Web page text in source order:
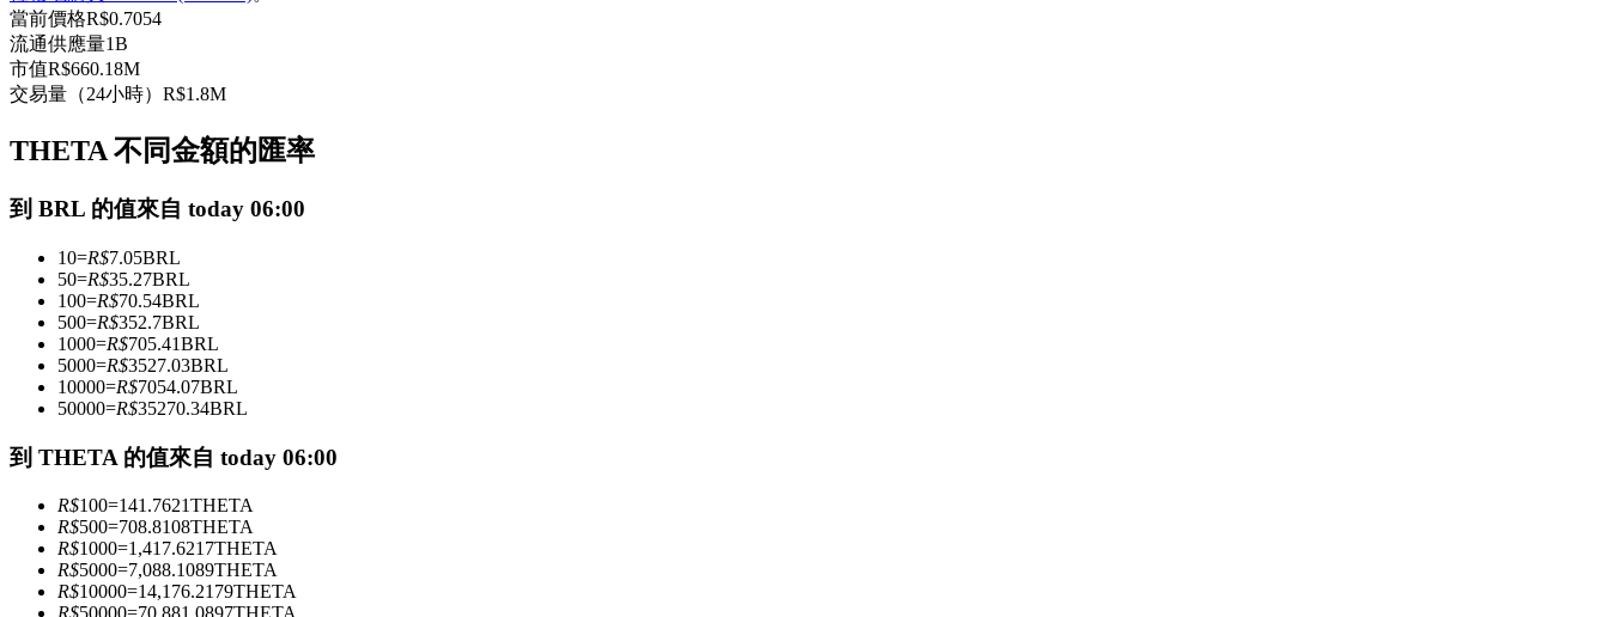
USDC永續
多種以USDC結算的永續合約
跟單
與頂尖交易專家同行
當前價格R$0.7054
流通供應量1B
市值R$660.18M
交易量（24小時） R$1.8M
THETA 不同金額的匯率
到 BRL 的值來自 today 06:00
10=R$7.05BRL
50=R$35.27BRL
100=R$70.54BRL
500=R$352.7BRL
1000=R$705.41BRL
5000=R$3527.03BRL
10000=R$7054.07BRL
50000=R$35270.34BRL
到 THETA 的值來自 today 06:00
R$100=141.7621THETA
R$500=708.8108THETA
R$1000=1,417.6217THETA
R$5000=7,088.1089THETA
R$10000=14,176.2179THETA